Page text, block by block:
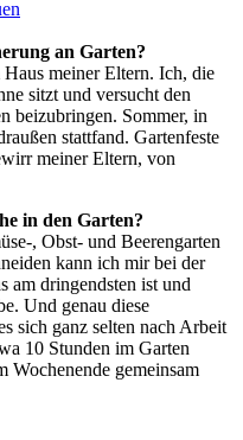
an Garten?
meiner Eltern. Ich, die
sitzt und versucht den
beizubringen. Sommer, in
stattfand. Gartenfeste
meiner Eltern, von
in den Garten?
, Obst- und Beerengarten
kann ich mir bei der
am dringendsten ist und
Und genau diese
sich ganz selten nach Arbeit
10 Stunden im Garten
Wochenende gemeinsam